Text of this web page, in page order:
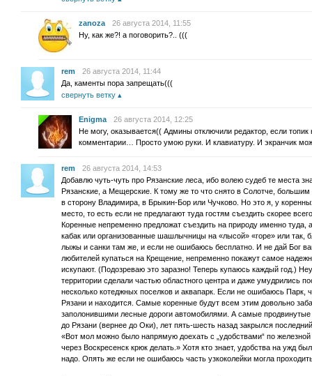
zanoza
26 августа 2014, 11:55
Ну, как же?! а поговорить?.. (((
rem
26 августа 2014, 11:44
Да, каменты пора запрещать(((
свернуть ветку
Enigma
26 августа 2014, 12:25
Не могу, оказывается(( Админы отключили редактор, если
комментарии… Просто умою руки. И клавиатуру. И экранчик
rem
26 августа 2014, 14:53
Добавлю чуть-чуть про Рязанские леса, ибо волею судеб те места
Рязанские, а Мещерские. К тому же то что снято в Солотче,
в сторону Владимира, в Брыкин-Бор или Чучково. Но это я, у
место, то есть если не предлагают туда гостям съездить скорее
Коренные непременно предложат съездить на природу именно
кабак или организованные шашлычницы на «лысой» «горе» или так,
лыжы и санки там же, и если не ошибаюсь бесплатно. И не дай Бог
любителей купаться на Крещение, непременно покажут самое
искупают. (Подозреваю это заразно! Теперь купаюсь каждый год.)
территории сделали частью областного центра и даже умудрились
несколько котеджных поселков и аквапарк. Если не ошибаюсь
Рязани и находится. Самые коренные будут всем этим довольно
заполонившими лесные дороги автомобилями. А самые продвинутые
до Рязани (вернее до Оки), лет пять-шесть назад закрылся
«Вот мол можно было напрямую доехать с „удобствами“ по
через Воскресенск крюк делать.» Хотя кто знает, удобства на ужд
надо. Опять же если не ошибаюсь часть узкоколейки могла